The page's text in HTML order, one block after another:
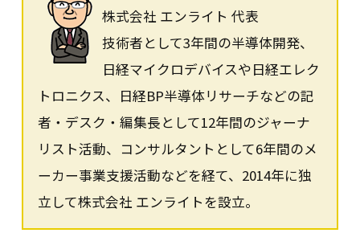
株式会社 エンライト 代表
技術者として3年間の半導体開発、
日経マイクロデバイスや日経エレク
トロニクス、日経BP半導体リサーチなどの記
者・デスク・編集長として12年間のジャーナ
リスト活動、コンサルタントとして6年間のメ
ーカー事業支援活動などを経て、2014年に独
立して株式会社 エンライトを設立。